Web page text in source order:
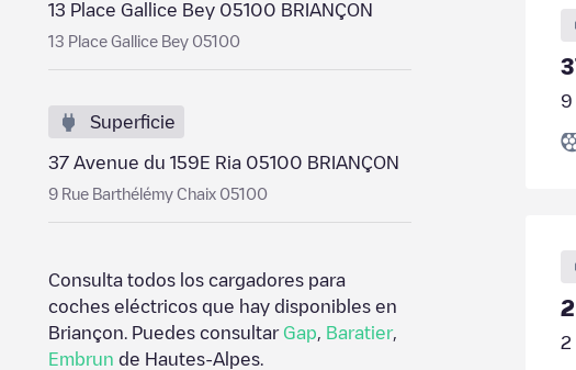
13 Place Gallice Bey 05100 BRIANÇON
13 Place Gallice Bey 05100
Superficie
37 Avenue du 159E Ria 05100 BRIANÇON
9 Rue Barthélémy Chaix 05100
Consulta todos los cargadores para
coches eléctricos que hay disponibles en
Briançon . Puedes consultar Gap Baratier,
Embrun de Hautes-Alpes
9
2